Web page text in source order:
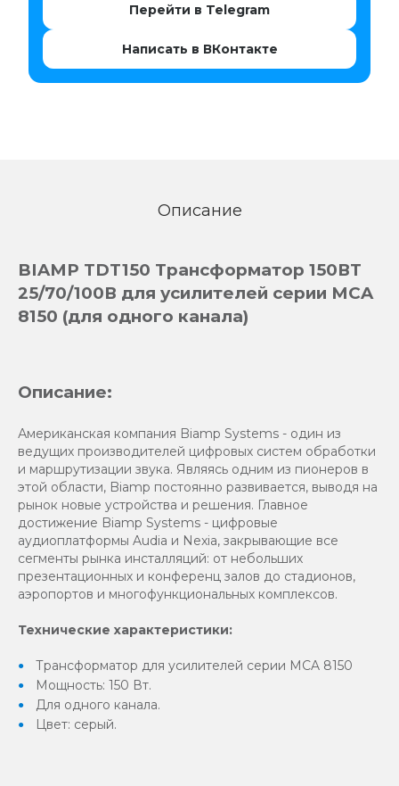
Перейти в Telegram
Написать в ВКонтакте
Описание
BIAMP TDT150 Трансформатор 150ВТ
25/70/100В для усилителей серии MCA
8150 (для одного канала)
Описание:
Американская компания Biamp Systems - один из
ведущих производителей цифровых систем обработки
и маршрутизации звука. Являясь одним из пионеров в
этой области, Biamp постоянно развивается, выводя на
рынок новые устройства и решения. Главное
достижение Biamp Systems - цифровые
аудиоплатформы Audia и Nexia, закрывающие все
сегменты рынка инсталляций: от небольших
презентационных и конференц залов до стадионов,
аэропортов и многофункциональных комплексов.
Технические характеристики:
Трансформатор для усилителей серии MCA 8150
Мощность: 150 Вт.
Для одного канала.
Цвет: серый.